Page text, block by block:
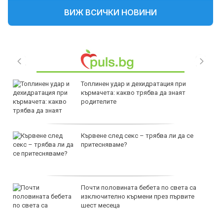
ВИЖ ВСИЧКИ НОВИНИ
Топлинен удар и дехидратация при
кърмачета: какво трябва да знаят
родителите
Кървене след секс – трябва ли да се
притесняваме?
Почти половината бебета по света са
изключително кърмени през първите
шест месеца